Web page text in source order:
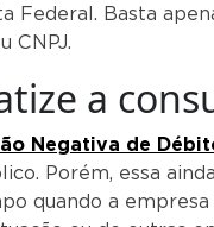
Federal. Basta
CNPJ.
a
Negativa de
Porém, essa
quando a